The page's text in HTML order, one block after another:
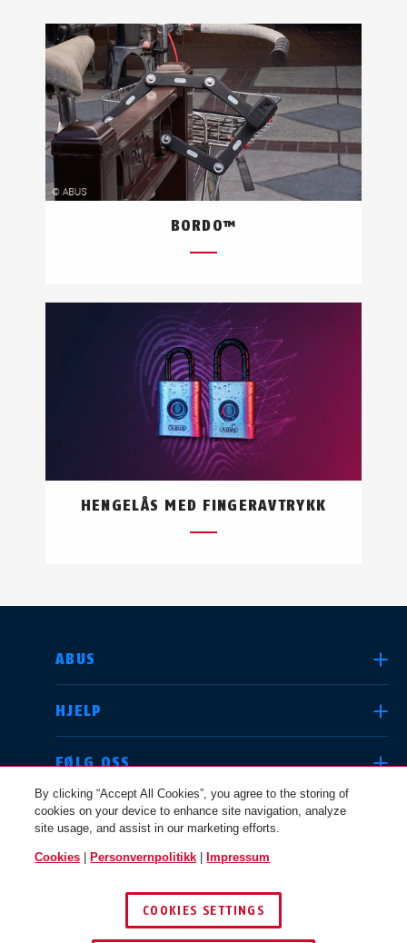
BORDO™
HENGELÅS MED FINGERAVTRYKK
ABUS
HJELP
FØLG OSS
JURIDISK
© 2026 ABUS
VELG LAND
Deutschland
Canada
Österreich
By clicking “Accept All Cookies”, you agree to the storing of
cookies on your device to enhance site navigation, analyze
site usage, and assist in our marketing efforts.
Cookies Personvernpolitikk Impressum
COOKIES SETTINGS